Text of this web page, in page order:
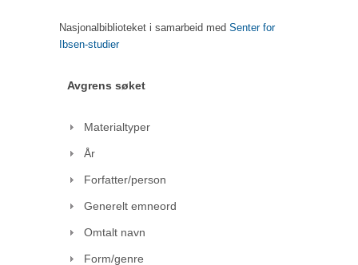
Nasjonalbiblioteket i samarbeid med Senter for
Ibsen-studier
Avgrens søket
Materialtyper
År
Forfatter/person
Generelt emneord
Omtalt navn
Form/genre